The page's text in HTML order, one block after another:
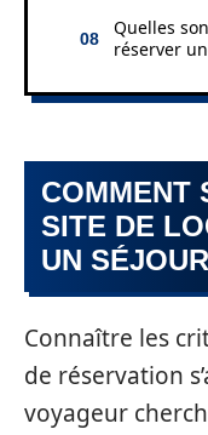
Quelles
réserver
COMMENT
SITE DE
UN
Connaître les
de réservation
voyageur